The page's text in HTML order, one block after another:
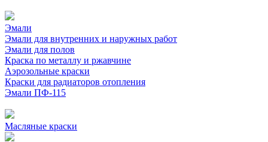
Эмали
Эмали для внутренних и наружных работ
Эмали для полов
Краска по металлу и ржавчине
Аэрозольные краски
Краски для радиаторов отопления
Эмали ПФ-115
Масляные краски